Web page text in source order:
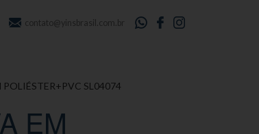
contato@yinsbrasil.com.br
SL04074
EM